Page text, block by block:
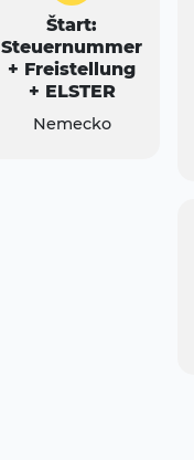
Štart:
Steuernummer
+ Freistellung
+ ELSTER
Nemecko